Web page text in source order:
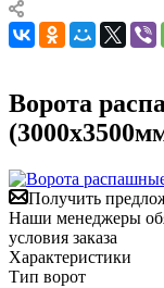
Ворота
Получить
Наши менеджеры
условия заказа
Характеристики
Тип ворот